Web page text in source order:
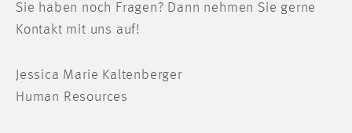
Sie haben noch Fragen? Dann nehmen Sie gerne
Kontakt mit uns auf!
Jessica Marie Kaltenberger
Human Resources